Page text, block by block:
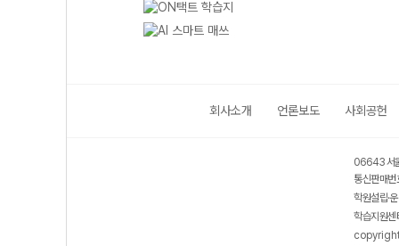
회사소개 언론보도 사회공헌
06643 서
통신판매
학원설립·
학습지원